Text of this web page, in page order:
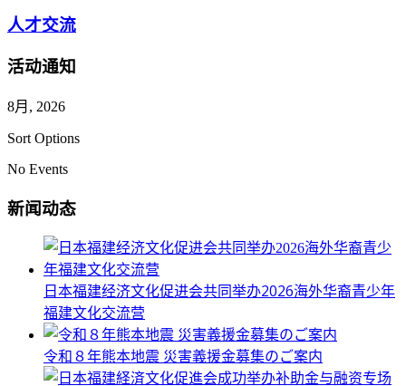
人才交流
活动通知
8月, 2026
Sort Options
No Events
新闻动态
日本福建经济文化促进会共同举办2026海外华裔青少年
福建文化交流营
令和８年熊本地震 災害義援金募集のご案内